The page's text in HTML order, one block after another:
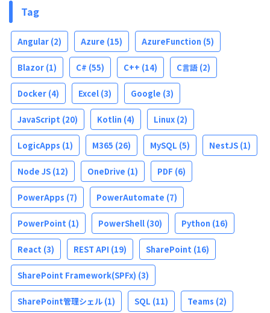
Tag
Angular (2) Azure (15) AzureFunction (5)
Blazor (1) C# (55) C++ (14) C言語 (2)
Docker (4) Excel (3) Google (3)
JavaScript (20) Kotlin (4) Linux (2)
LogicApps (1) M365 (26) MySQL (5) NestJS (1)
Node JS (12) OneDrive (1) PDF (6)
PowerApps (7) PowerAutomate (7)
PowerPoint (1) PowerShell (30) Python (16)
React (3) REST API (19) SharePoint (16)
SharePoint Framework(SPFx) (3)
SharePoint管理シェル (1) SQL (11) Teams (2)